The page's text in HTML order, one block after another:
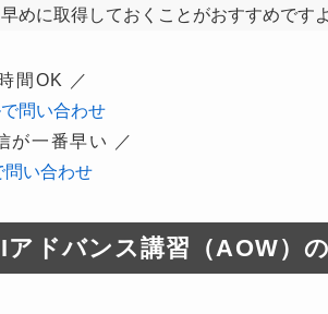
めに取得しておくことがおすすめです
間OK ／
で問い合わせ
が一番早い ／
問い合わせ
アドバンス講習（AOW）